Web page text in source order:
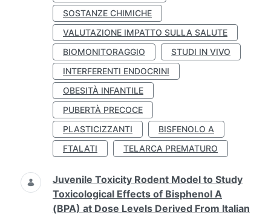
SOSTANZE CHIMICHE
VALUTAZIONE IMPATTO SULLA SALUTE
BIOMONITORAGGIO
STUDI IN VIVO
INTERFERENTI ENDOCRINI
OBESITÀ INFANTILE
PUBERTÀ PRECOCE
PLASTICIZZANTI
BISFENOLO A
FTALATI
TELARCA PREMATURO
Juvenile Toxicity Rodent Model to Study
Toxicological Effects of Bisphenol A
(BPA) at Dose Levels Derived From Italian